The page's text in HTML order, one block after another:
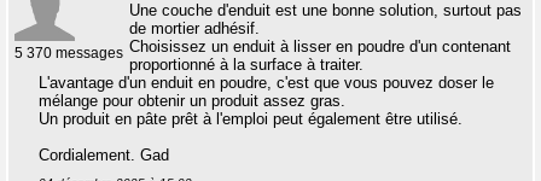
5 370 messages
Une couche d'enduit est une bonne solution, surtout pas
de mortier adhésif.
Choisissez un enduit à lisser en poudre d'un contenant
proportionné à la surface à traiter.
L'avantage d'un enduit en poudre, c'est que vous pouvez doser le
mélange pour obtenir un produit assez gras.
Un produit en pâte prêt à l'emploi peut également être utilisé.
Cordialement. Gad